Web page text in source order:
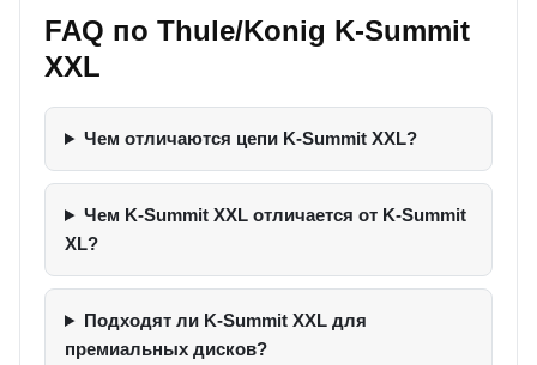
FAQ по Thule/Konig K-Summit
XXL
Чем отличаются цепи K-Summit XXL?
Чем K-Summit XXL отличается от K-Summit
XL?
Подходят ли K-Summit XXL для
премиальных дисков?